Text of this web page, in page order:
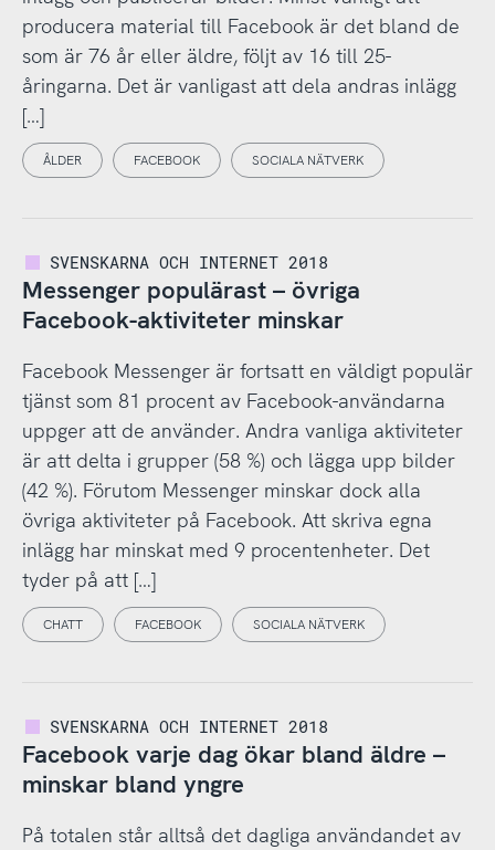
producera material till Facebook är det bland de
som är 76 år eller äldre, följt av 16 till 25-
åringarna. Det är vanligast att dela andras inlägg
[…]
ÅLDER FACEBOOK SOCIALA NÄTVERK
SVENSKARNA OCH INTERNET 2018
Messenger populärast – övriga
Facebook-aktiviteter minskar
Facebook Messenger är fortsatt en väldigt populär
tjänst som 81 procent av Facebook-användarna
uppger att de använder. Andra vanliga aktiviteter
är att delta i grupper (58 %) och lägga upp bilder
(42 %). Förutom Messenger minskar dock alla
övriga aktiviteter på Facebook. Att skriva egna
inlägg har minskat med 9 procentenheter. Det
tyder på att […]
CHATT FACEBOOK SOCIALA NÄTVERK
SVENSKARNA OCH INTERNET 2018
Facebook varje dag ökar bland äldre –
minskar bland yngre
På totalen står alltså det dagliga användandet av